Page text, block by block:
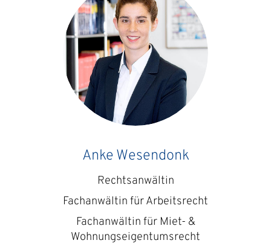
Anke Wesendonk
Rechtsanwältin
Fachanwältin für Arbeitsrecht
Fachanwältin für Miet- &
Wohnungs­eigentums­recht